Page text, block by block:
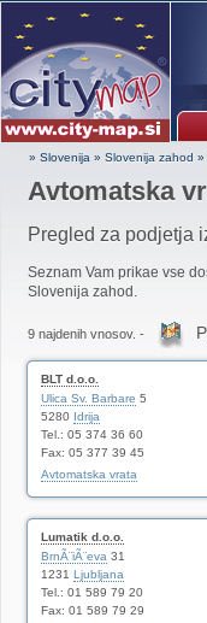
» Slovenija » Slovenija zahod »
Avtomatska
Pregled za podjetja
Seznam Vam prikae vse
Slovenija zahod.
9 najdenih vnosov. -
BLT d.o.o.
Ulica Sv. Barbare 5
5280 Idrija
Tel.: 05 374 36 60
Fax: 05 377 39 45
Avtomatska vrata
Lumatik d.o.o.
BrnÃ¨iÃ¨eva 31
1231 Ljubljana
Tel.: 01 589 79 20
Fax: 01 589 79 29